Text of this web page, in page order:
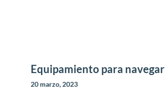
Equipamiento para navegar
20 marzo, 2023